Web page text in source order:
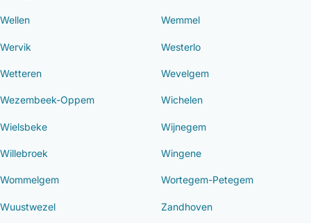
Wellen Wemmel
Wervik Westerlo
Wetteren Wevelgem
Wezembeek-Oppem Wichelen
Wielsbeke Wijnegem
Willebroek Wingene
Wommelgem Wortegem-Petegem
Wuustwezel Zandhoven